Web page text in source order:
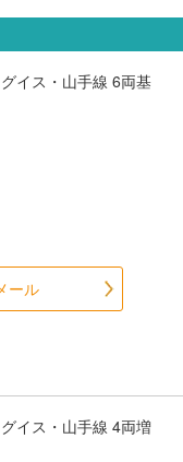
イス・山手線 6両基
ール
イス・山手線 4両増